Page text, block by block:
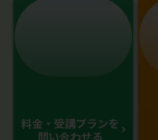
料金・受講プランを
問い合わせる